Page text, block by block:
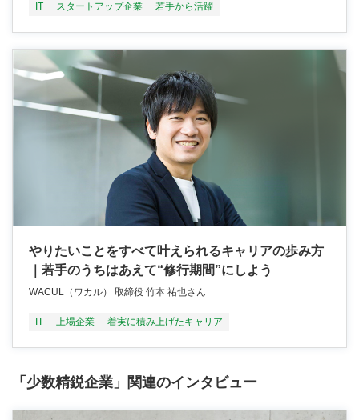
IT スタートアップ企業 若手から活躍
やりたいことをすべて叶えられるキャリアの歩み方
｜若手のうちはあえて“修行期間”にしよう
WACUL（ワカル） 取締役 竹本 祐也さん
IT 上場企業 着実に積み上げたキャリア
「少数精鋭企業」関連のインタビュー